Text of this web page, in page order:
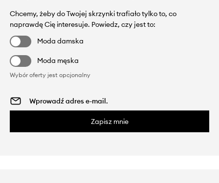
Chcemy, żeby do Twojej skrzynki trafiało tylko to, co
naprawdę Cię interesuje. Powiedz, czy jest to:
Moda damska
Moda męska
Wybór oferty jest opcjonalny
Zapisz mnie